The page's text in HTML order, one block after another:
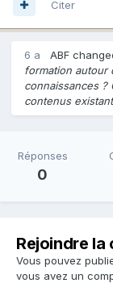
Citer
6 a ABF
formation autour
connaissances ?
contenus
Réponses
0
Rejoindre
Vous pouvez
vous avez un